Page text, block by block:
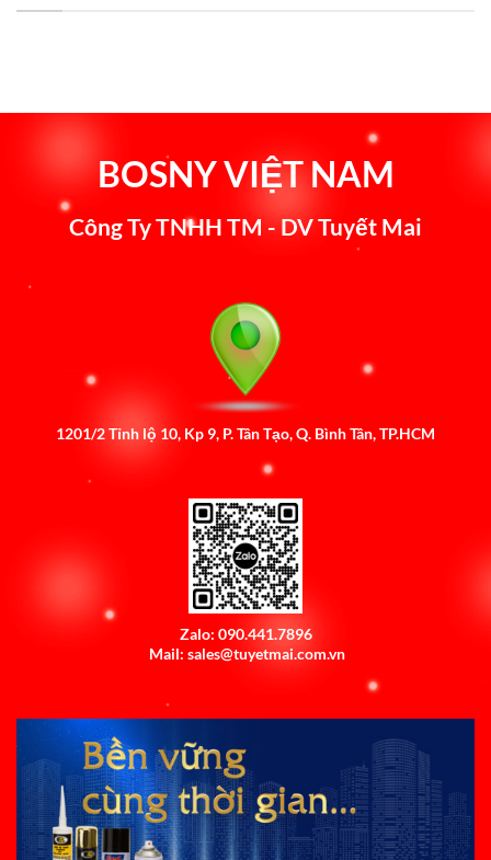
BOSNY VIỆT NAM
Công Ty TNHH TM - DV Tuyết Mai
1201/2 Tỉnh lộ 10, Kp 9, P. Tân Tạo, Q. Bình Tân, TP.HCM
Zalo: 090.441.7896
Mail: sales@tuyetmai.com.vn